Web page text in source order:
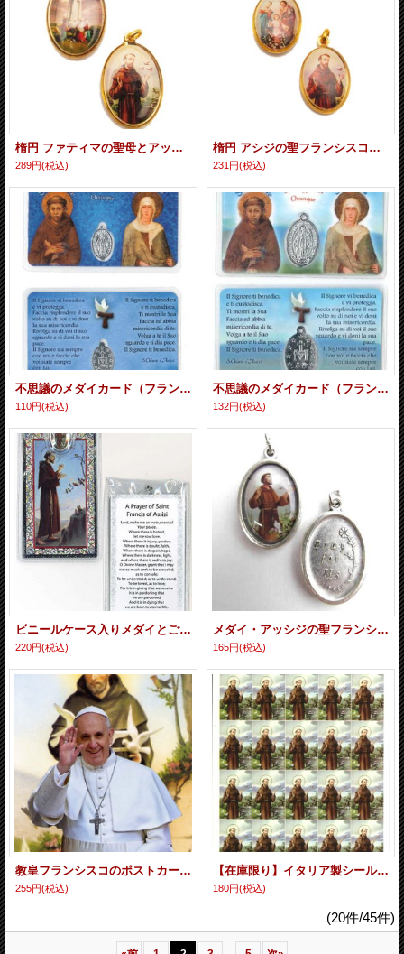
楕円 ファティマの聖母とアッシジの聖フランシスコの両面メダイ（大） ※返品不可商品
289円(税込)
楕円 アシジの聖フランシスコと聖家族の両面メダイ（小） ※返品不可商品
231円(税込)
不思議のメダイカード（フランシスコとクララ） B
110円(税込)
不思議のメダイカード（フランシスコとクララ）
132円(税込)
ビニールケース入りメダイとご絵のセット（アッシジの聖フランシスコ）※返品不可商品
220円(税込)
メダイ・アッシジの聖フランシスコ ※返品不可商品
165円(税込)
教皇フランシスコのポストカード B (5枚組) ※返品不可商品
255円(税込)
【在庫限り】イタリア製シール アシジの聖フランシスコ ※返品不可商品
180円(税込)
(20件/45件)